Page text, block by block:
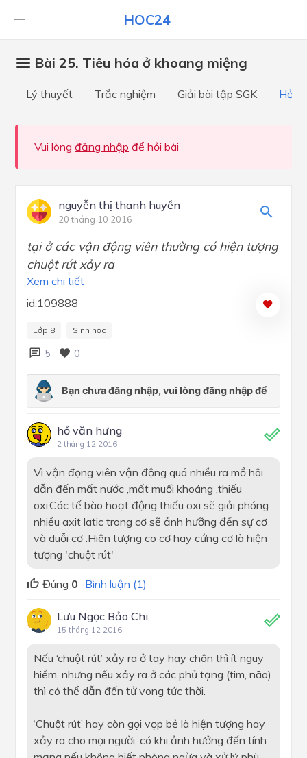
HOC24
Bài 25. Tiêu hóa ở khoang miệng
Lý thuyết Trắc nghiệm Giải bài tập SGK Hỏi
Vui lòng đăng nhập để hỏi bài
nguyễn thị thanh huyền
20 tháng 10 2016
tại ở các vận động viên thường có hiện tượng
chuột rút xảy ra
Xem chi tiết
id:109888
Lớp 8 Sinh học
5 0
hồ văn hưng
2 tháng 12 2016
Vì vận đọng viên vận động quá nhiều ra mồ hôi
dẫn đến mất nước ,mất muối khoáng ,thiếu
oxi.Các tế bào hoạt động thiếu oxi sẽ giải phóng
nhiều axit latic trong cơ sẽ ảnh hưỡng đến sự cơ
và duỗi cơ .Hiên tượng co cơ hay cứng cơ là hiện
tượng 'chuột rút'
Đúng 0 Bình luận (1)
Lưu Ngọc Bảo Chi
15 tháng 12 2016
Nếu ‘chuột rút’ xảy ra ở tay hay chân thì ít nguy
hiểm, nhưng nếu xảy ra ở các phủ tạng (tim, não)
thì có thể dẫn đến tử vong tức thời.
‘Chuột rút’ hay còn gọi vọp bẻ là hiện tượng hay
xảy ra cho mọi người, có khi ảnh hưởng đến tính